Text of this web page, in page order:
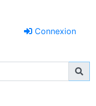
Connexion